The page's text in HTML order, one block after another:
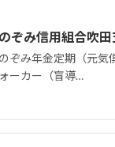
のぞみ信用組合吹田
のぞみ年金定期（元気
ォーカー（盲導…